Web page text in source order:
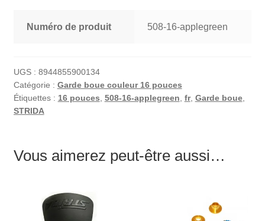
Numéro de produit 508-16-applegreen
UGS : 8944855900134
Catégorie : Garde boue couleur 16 pouces
Étiquettes : 16 pouces, 508-16-applegreen, fr, Garde boue,
STRIDA
Vous aimerez peut-être aussi…